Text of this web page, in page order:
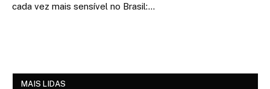
cada vez mais sensível no Brasil:…
MAIS LIDAS